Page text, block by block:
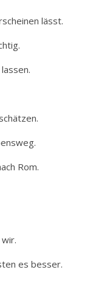
lässt.
Rom.
es besser.